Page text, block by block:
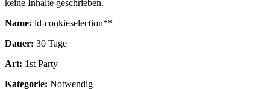
keine Inhalte geschrieben.
Name: ld-cookieselection**
Dauer: 30 Tage
Art: 1st Party
Kategorie: Notwendig